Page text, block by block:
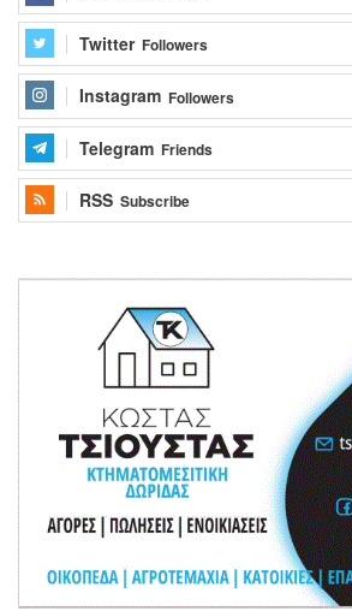
Twitter Followers
Instagram Followers
Telegram Friends
RSS Subscribe